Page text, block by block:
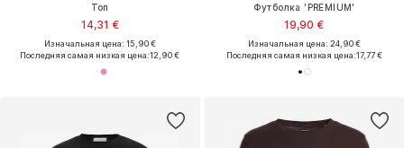
Топ
14,31 €
Изначальная цена: 15,90 €
Последняя самая низкая цена:12,90 €
Футболка 'PREMIUM'
19,90 €
Изначальная цена: 24,90 €
Последняя самая низкая цена:17,77 €